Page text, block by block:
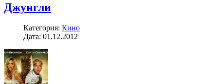
Джунгли
Категория: Кино
Дата: 01.12.2012